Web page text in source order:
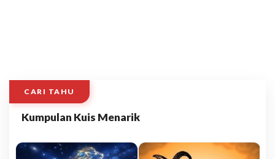
CARI TAHU
Kumpulan Kuis Menarik